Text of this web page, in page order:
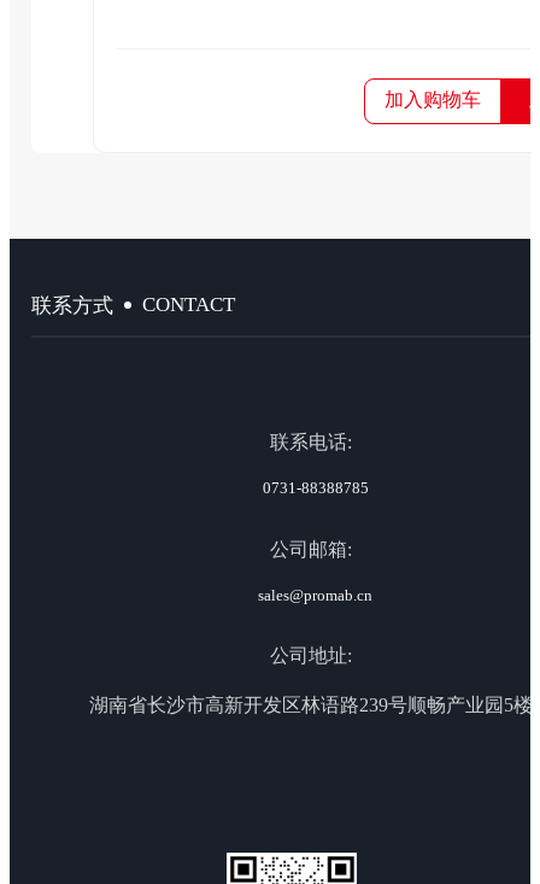
加入购物车
联系方式 CONTACT
联系电话:
0731-88388785
公司邮箱:
sales@promab.cn
公司地址:
湖南省长沙市高新开发区林语路239号顺畅产业园5楼